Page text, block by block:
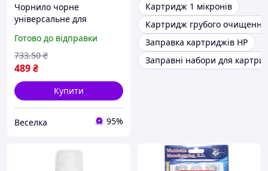
Чорнило чорне
універсальне для
HP високоякісне
заощадження FLAME
Готово до відправки
489₴
733.50 ₴
Купити
Веселка 95%
Картридж 1 мікронів
Картридж грубого очищення
Заправка картриджів НР
Заправні набори для